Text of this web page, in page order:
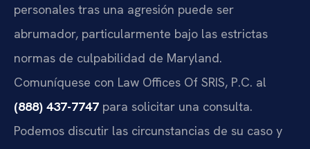
personales tras una agresión puede ser
abrumador, particularmente bajo las estrictas
normas de culpabilidad de Maryland.
Comuníquese con Law Offices Of SRIS, P.C. al
(888) 437-7747 para solicitar una consulta.
Podemos discutir las circunstancias de su caso y